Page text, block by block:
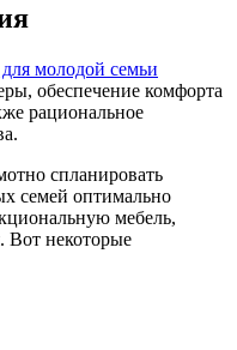
молодой семьи
обеспечение комфорта
рациональное
спланировать
семей оптимально
мебель,
Вот некоторые